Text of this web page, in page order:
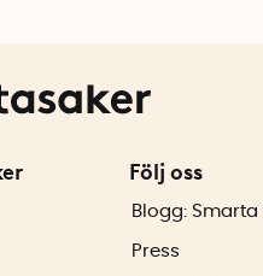
Följ oss
Blogg: Smarta
Press